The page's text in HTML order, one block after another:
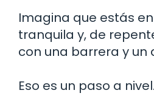
Imagina que estás
tranquila y, de
con una barrera y un
Eso es un paso a nivel.